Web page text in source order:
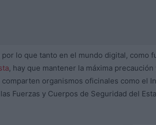
por lo que tanto en el mundo digital, como
, hay que mantener la máxima
organismos oficinales como el
las Fuerzas y Cuerpos de Seguridad del